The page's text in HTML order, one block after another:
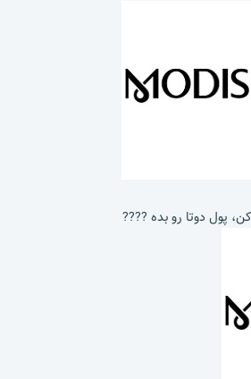
پول دوتا رو بده ????